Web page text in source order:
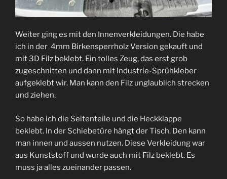
Weiter ging es mit den Innenverkleidungen. Die habe
ich in der 4mm Birkensperrholz Version gekauft und
mit 3D Filz beklebt. Ein tolles Zeug, das erst grob
zugeschnitten und dann mit Industrie-Sprühkleber
aufgeklebt wir. Man kann den Filz unglaublich strecken
und ziehen.
So habe ich die Seitenteile und die Heckklappe
beklebt. In der Schiebetüre hängt der Tisch. Den kann
man innen und aussen nutzen. Diese Verkleidung war
aus Kunststoff und wurde auch mit Filz beklebt. Es
muss ja alles zueinander passen.